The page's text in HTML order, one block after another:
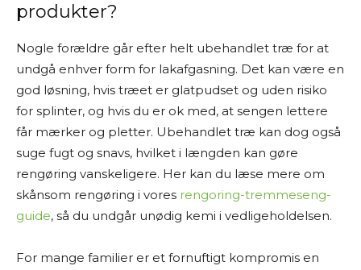
produkter?
Nogle forældre går efter helt ubehandlet træ for at
undgå enhver form for lakafgasning. Det kan være en
god løsning, hvis træet er glatpudset og uden risiko
for splinter, og hvis du er ok med, at sengen lettere
får mærker og pletter. Ubehandlet træ kan dog også
suge fugt og snavs, hvilket i længden kan gøre
rengøring vanskeligere. Her kan du læse mere om
skånsom rengøring i vores rengoring-tremmeseng-
guide, så du undgår unødig kemi i vedligeholdelsen.
For mange familier er et fornuftigt kompromis en